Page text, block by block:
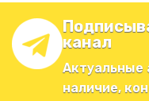
канал
Актуальные
наличие,